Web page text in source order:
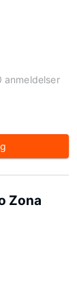
anmeldelser
Zona